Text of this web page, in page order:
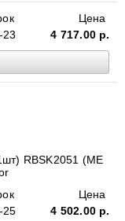
23
Цена
4 717.00 р.
RBSK2051 (ME
25
Цена
4 502.00 р.